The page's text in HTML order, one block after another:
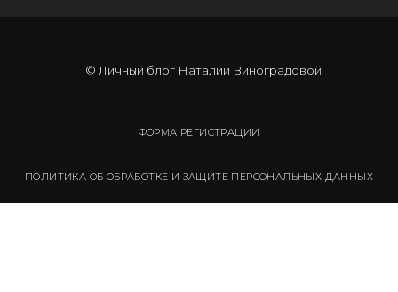
© Личный блог Наталии Виноградовой
ФОРМА РЕГИСТРАЦИИ
ПОЛИТИКА ОБ ОБРАБОТКЕ И ЗАЩИТЕ ПЕРСОНАЛЬНЫХ ДАННЫХ